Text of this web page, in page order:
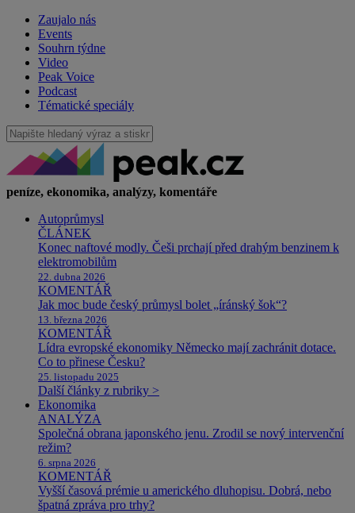
Zaujalo nás
Events
Souhrn týdne
Video
Peak Voice
Podcast
Tématické speciály
peníze, ekonomika, analýzy, komentáře
Autoprůmysl
ČLÁNEK
Konec naftové modly. Češi prchají před drahým benzinem k
elektromobilům
22. dubna 2026
KOMENTÁŘ
Jak moc bude český průmysl bolet „íránský šok“?
13. března 2026
KOMENTÁŘ
Lídra evropské ekonomiky Německo mají zachránit dotace.
Co to přinese Česku?
25. listopadu 2025
Další články z rubriky >
Ekonomika
ANALÝZA
Společná obrana japonského jenu. Zrodil se nový intervenční
režim?
6. srpna 2026
KOMENTÁŘ
Vyšší časová prémie u amerického dluhopisu. Dobrá, nebo
špatná zpráva pro trhy?